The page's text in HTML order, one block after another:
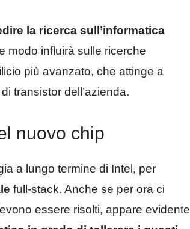
la ricerca sull’informatica
modo influirà sulle ricerche
più avanzato, che attinge a
transistor dell’azienda.
nuovo chip
a lungo termine di Intel, per
full-stack. Anche se per ora ci
essere risolti, appare evidente